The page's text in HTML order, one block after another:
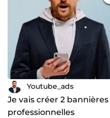
Youtube_ads
Je vais créer 2
professionnelles